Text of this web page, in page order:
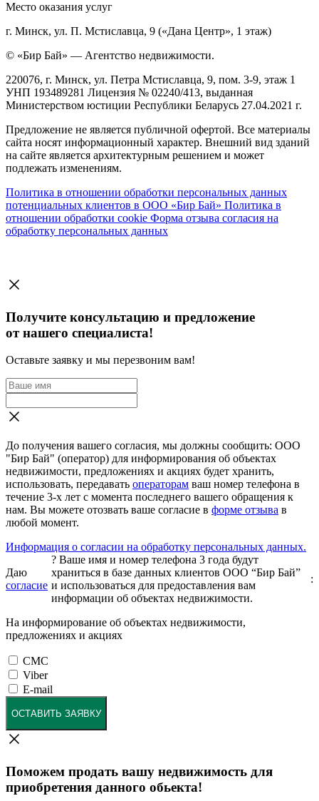
Место оказания услуг
г. Минск, ул. П. Мстиславца, 9 («Дана Центр», 1 этаж)
© «Бир Бай» — Агентство недвижимости.
220076, г. Минск, ул. Петра Мстиславца, 9, пом. 3-9, этаж 1
УНП 193489281 Лицензия № 02240/413, выданная
Министерством юстиции Республики Беларусь 27.04.2021 г.
Предложение не является публичной офертой. Все материалы
сайта носят информационный характер. Внешний вид зданий
на сайте является архитектурным решением и может
подлежать изменениям.
Политика в отношении обработки персональных данных
потенциальных клиентов в ООО «Бир Бай» Политика в
отношении обработки cookie Форма отзыва согласия на
обработку персональных данных
Получите консультацию и предложение
от нашего специалиста!
Оставьте заявку и мы перезвоним вам!
До получения вашего согласия, мы должны сообщить: ООО
"Бир Бай" (оператор) для информирования об объектах
недвижимости, предложениях и акциях будет хранить,
использовать, передавать операторам ваш номер телефона в
течение 3-х лет с момента последнего вашего обращения к
нам. Вы можете отозвать ваше согласие в форме отзыва в
любой момент.
Информация о согласии на обработку персональных данных.
Даю
согласие
? Ваше имя и номер телефона 3 года будут
храниться в базе данных клиентов ООО “Бир Бай”
и использоваться для предоставления вам
информации об объектах недвижимости.
:
На информирование об объектах недвижимости,
предложениях и акциях
СМС
Viber
E-mail
ОСТАВИТЬ ЗАЯВКУ
Поможем продать вашу недвижимость для
приобретения данного обьекта!